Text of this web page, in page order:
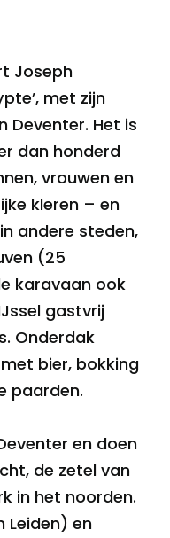
Joseph
met zijn
Deventer. Het is
dan honderd
vrouwen en
kleren – en
andere steden,
(25
karavaan ook
gastvrij
Onderdak
bier, bokking
paarden.
en doen
de zetel van
in het noorden.
Leiden) en